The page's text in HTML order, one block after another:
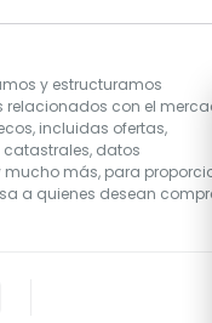
y estructuramos
con el
incluidas ofertas,
datos
más, para
a quienes desean